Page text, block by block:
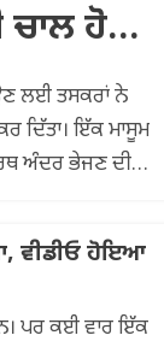
ਚਾਲ ਹੋਈ
ਲਈ ਤਸਕਰਾਂ ਨੇ
ਦਿੱਤਾ। ਇੱਕ ਮਾਸੂਮ
ਅੰਦਰ ਭੇਜਣ ਦੀ
ਵੀਡੀਓ ਹੋਇਆ
ਪਰ ਕਈ ਵਾਰ ਇੱਕ